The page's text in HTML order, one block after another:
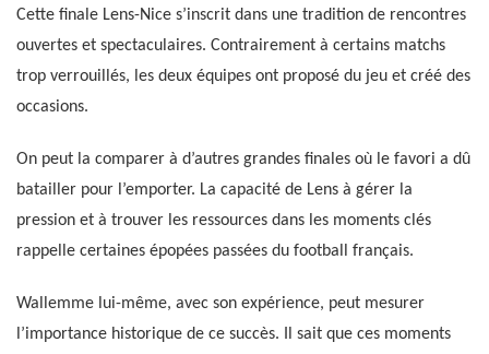
Cette finale Lens-Nice s’inscrit dans une tradition de rencontres
ouvertes et spectaculaires. Contrairement à certains matchs
trop verrouillés, les deux équipes ont proposé du jeu et créé des
occasions.
On peut la comparer à d’autres grandes finales où le favori a dû
batailler pour l’emporter. La capacité de Lens à gérer la
pression et à trouver les ressources dans les moments clés
rappelle certaines épopées passées du football français.
Wallemme lui-même, avec son expérience, peut mesurer
l’importance historique de ce succès. Il sait que ces moments